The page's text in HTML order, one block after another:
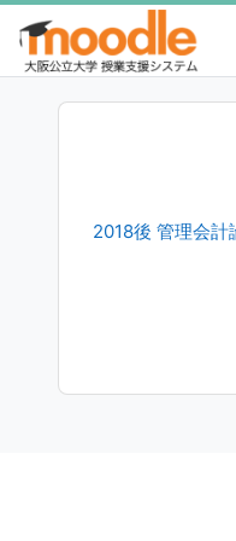
メインコンテンツへスキッ
2018後 管理会計